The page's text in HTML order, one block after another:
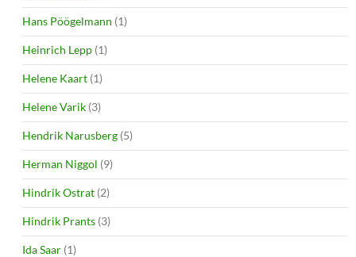
Hans Pöögelmann (1)
Heinrich Lepp (1)
Helene Kaart (1)
Helene Varik (3)
Hendrik Narusberg (5)
Herman Niggol (9)
Hindrik Ostrat (2)
Hindrik Prants (3)
Ida Saar (1)